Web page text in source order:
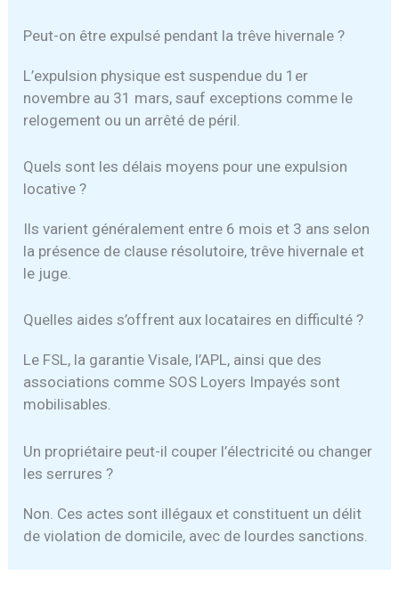
Peut-on être expulsé pendant la trêve hivernale ?
L’expulsion physique est suspendue du 1er
novembre au 31 mars, sauf exceptions comme le
relogement ou un arrêté de péril.
Quels sont les délais moyens pour une expulsion
locative ?
Ils varient généralement entre 6 mois et 3 ans selon
la présence de clause résolutoire, trêve hivernale et
le juge.
Quelles aides s’offrent aux locataires en difficulté ?
Le FSL, la garantie Visale, l’APL, ainsi que des
associations comme SOS Loyers Impayés sont
mobilisables.
Un propriétaire peut-il couper l’électricité ou changer
les serrures ?
Non. Ces actes sont illégaux et constituent un délit
de violation de domicile, avec de lourdes sanctions.